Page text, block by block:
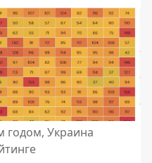
Украина